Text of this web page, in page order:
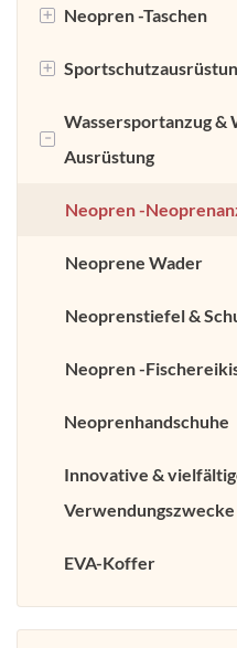
+ Neopren -Taschen
Laptoptasche aus
Neopren-
Neopren-
Neopren-Strandtasche
Neopren-
Kosmetiktasche aus
Neopren-
Neopren-Kühltasche
Neopren-Hüfttasche
+
NEOPRENE
Rückenunterstützung
Neopren -Kniehülle
Neopren -
Knöchel
-
Wassersportanzug &
Ausrüstung
Neopren -
Neoprene Wader
Neoprenstiefel &
Neopren -
Neoprenhandschuhe
Innovative &
Verwendungszwecke
EVA-Koffer